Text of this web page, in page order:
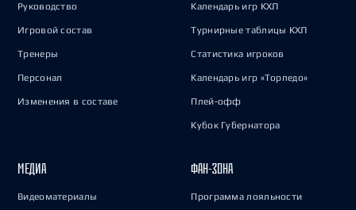
Руководство
Игровой состав
Тренеры
Персонал
Изменения в составе
Календарь игр КХЛ
Турнирные таблицы КХЛ
Статистика игроков
Календарь игр «Торпедо»
Плей-офф
Кубок Губернатора
МЕДИА
Видеоматериалы
ФАН-ЗОНА
Программа лояльности